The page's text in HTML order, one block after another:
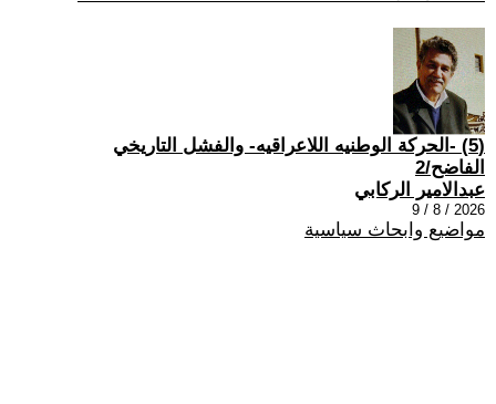
(5) -الحركة الوطنيه اللاعراقيه- والفشل التاريخي
الفاضح/2
عبدالامير الركابي
2026 / 8 / 9
مواضيع وابحاث سياسية